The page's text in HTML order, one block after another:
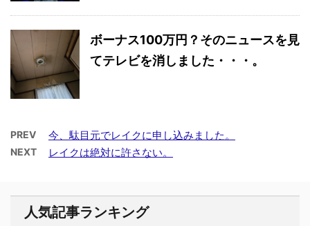
ボーナス100万円？そのニュースを見
てテレビを消しました・・・。
PREV 今、駄目元でレイクに申し込みました。
NEXT レイクは絶対に許さない。
人気記事ランキング